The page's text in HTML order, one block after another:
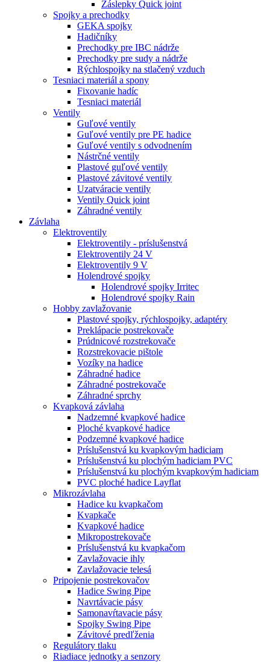
Záslepky Quick joint
Spojky a prechodky
GEKA spojky
Hadičníky
Prechodky pre IBC nádrže
Prechodky pre sudy a nádrže
Rýchlospojky na stlačený vzduch
Tesniaci materiál a spony
Fixovanie hadíc
Tesniaci materiál
Ventily
Guľové ventily
Guľové ventily pre PE hadice
Guľové ventily s odvodnením
Nástrčné ventily
Plastové guľové ventily
Plastové závitové ventily
Uzatváracie ventily
Ventily Quick joint
Záhradné ventily
Závlaha
Elektroventily
Elektroventily - príslušenstvá
Elektroventily 24 V
Elektroventily 9 V
Holendrové spojky
Holendrové spojky Irritec
Holendrové spojky Rain
Hobby zavlažovanie
Plastové spojky, rýchlospojky, adaptéry
Preklápacie postrekovače
Prúdnicové rozstrekovače
Rozstrekovacie pištole
Vozíky na hadice
Záhradné hadice
Záhradné postrekovače
Záhradné sprchy
Kvapková závlaha
Nadzemné kvapkové hadice
Ploché kvapkové hadice
Podzemné kvapkové hadice
Príslušenstvá ku kvapkovým hadiciam
Príslušenstvá ku plochým hadiciam PVC
Príslušenstvá ku plochým kvapkovým hadiciam
PVC ploché hadice Layflat
Mikrozávlaha
Hadice ku kvapkačom
Kvapkače
Kvapkové hadice
Mikropostrekovače
Príslušenstvá ku kvapkačom
Zavlažovacie ihly
Zavlažovacie telesá
Pripojenie postrekovačov
Hadice Swing Pipe
Navrtávacie pásy
Samonavŕtavacie pásy
Spojky Swing Pipe
Závitové predľženia
Regulátory tlaku
Riadiace jednotky a senzory